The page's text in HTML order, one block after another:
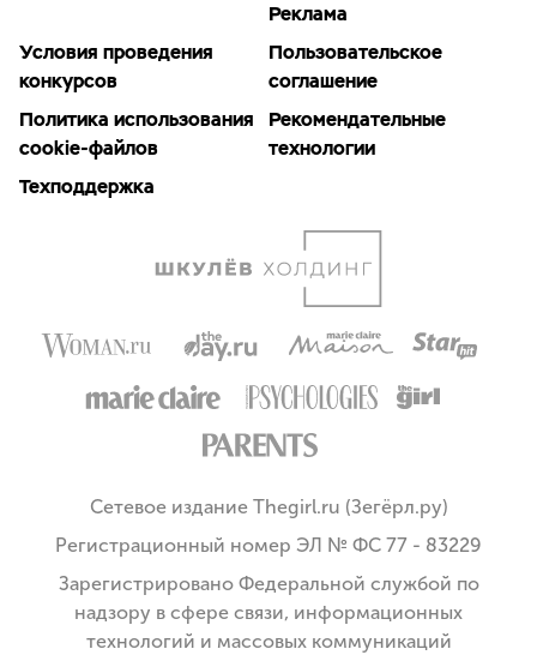
Реклама
Условия проведения
конкурсов
Пользовательское
соглашение
Политика использования
cookie-файлов
Рекомендательные
технологии
Техподдержка
Сетевое издание Thegirl.ru (Зегёрл.ру)
Регистрационный номер ЭЛ № ФС 77 - 83229
Зарегистрировано Федеральной службой по
надзору в сфере связи, информационных
технологий и массовых коммуникаций